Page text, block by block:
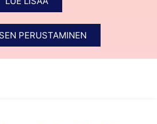
PERUSTAMINEN